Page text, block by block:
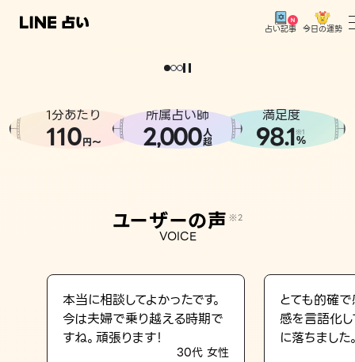
占い記事 今日の運勢
相談事例
どうせなら
。
1分あたり
110円〜
所属占い師
2,000人
超
満足度
98.1※1
%
ユーザーの声 ※2
VOICE
本当に相談してよかったです。
今は夫婦で乗り越える時期で
すね。頑張ります！
30代 女性
とても的確
感を言語化
に落ちました